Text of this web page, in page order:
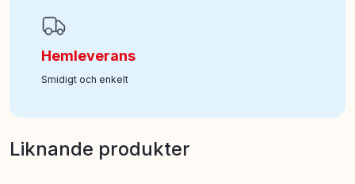
Hemleverans
Smidigt och enkelt
Liknande produkter